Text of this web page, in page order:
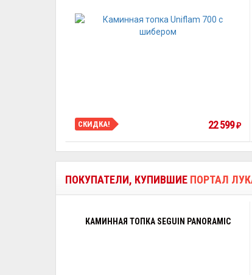
СКИДКА! 22 599₽
ПОКУПАТЕЛИ, КУПИВШИЕ ПОРТАЛ
КАМИННАЯ ТОПКА SEGUIN PANORAMIC